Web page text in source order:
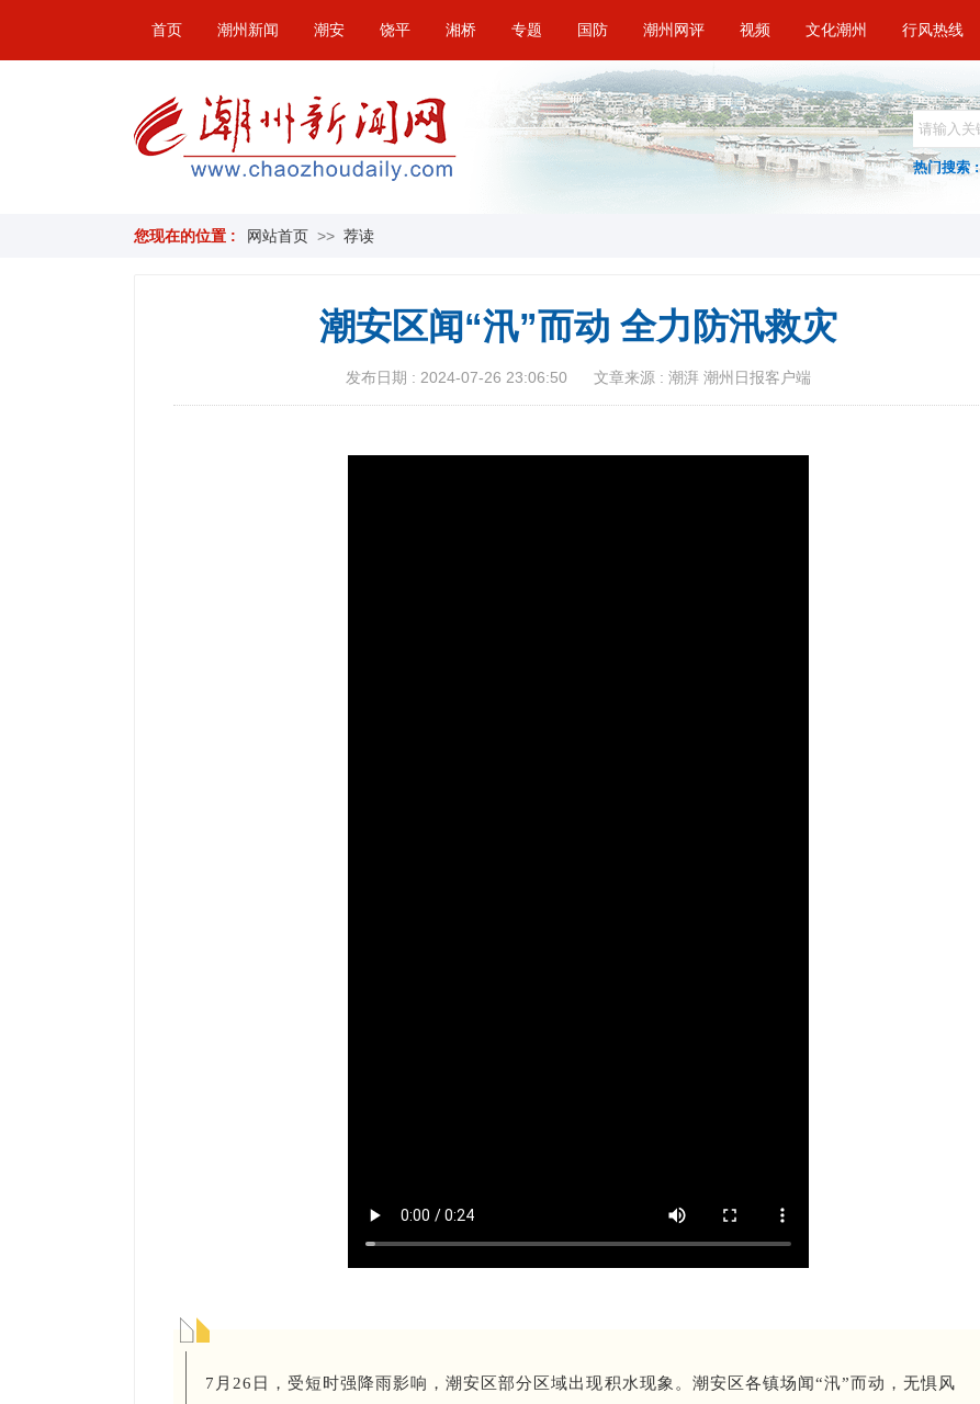
首页 潮州新闻 潮安 饶平 湘桥 专题 国防 潮州网评 视频 文化潮州 行风热线
热门搜索 :
您现在的位置 : 网站首页 >> 荐读
潮安区闻“汛”而动 全力防汛救灾
发布日期 : 2024-07-26 23:06:50 文章来源 : 潮湃 潮州日报客户端
7月26日，受短时强降雨影响，潮安区部分区域出现积水现象。潮安区各镇场闻“汛”而动，无惧风